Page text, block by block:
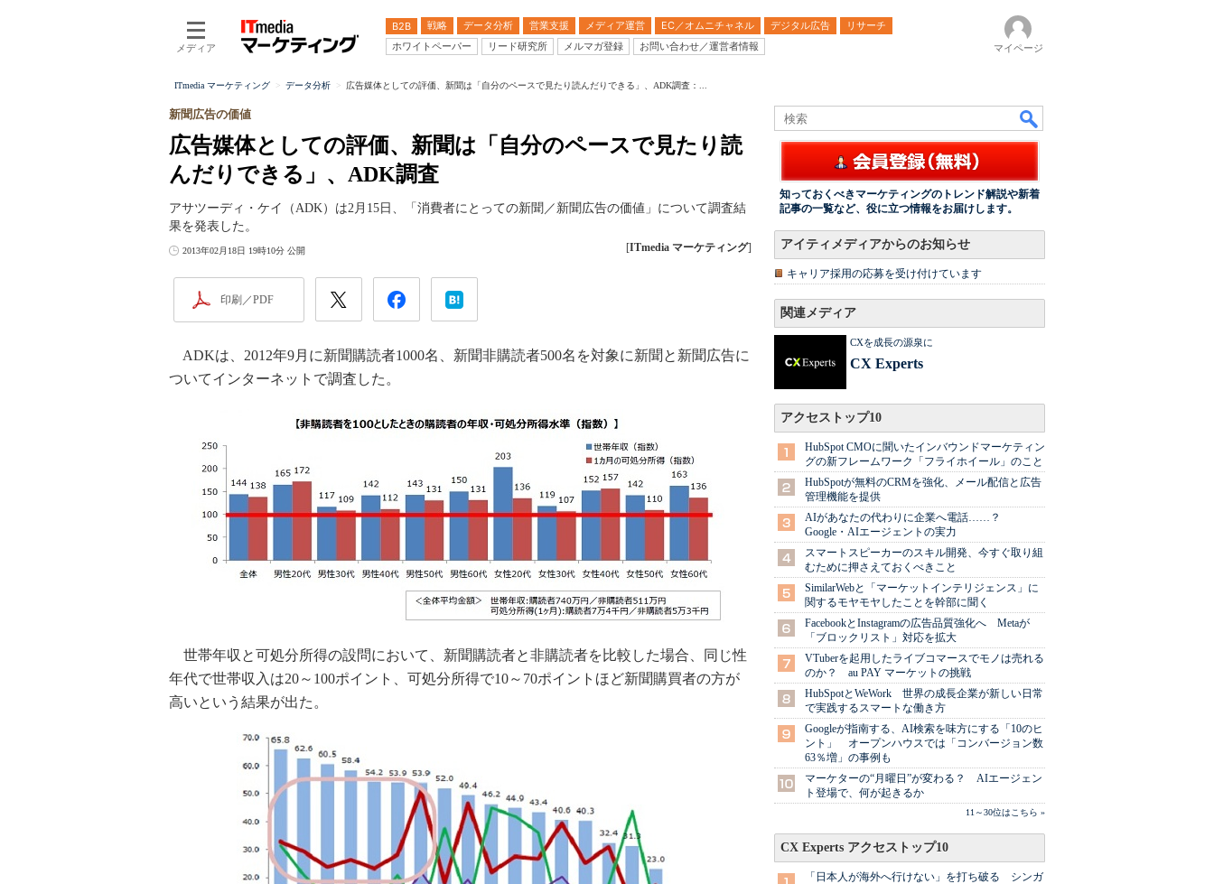
メディア
B2B 戦略 データ分析 営業支援 メディア運営 EC／オムニチャネル デジタル広告
リサーチ
ホワイトペーパー
リード研究所 メルマガ登録 お問い合わせ／運営者情報 マイページ
ITmedia マーケティング データ分析 広告媒体としての評価、新聞は「自分のペースで見たり読んだりできる」、ADK調査：...
広告媒体としての評価、新聞は「自分のペースで見たり読
んだりできる」、ADK調査
新聞広告の価値
アサツーディ・ケイ（ADK）は2月15日、「消費者にとっての新聞／新聞広告の価値」について調査結
果を発表した。
2013年02月18日 19時10分 公開 [ITmedia マーケティング]
印刷／PDF
ADKは、2012年9月に新聞購読者1000名、新聞非購読者500名を対象に新聞と新聞広告に
ついてインターネットで調査した。
世帯年収と可処分所得の設問において、新聞購読者と非購読者を比較した場合、同じ性
年代で世帯収入は20～100ポイント、可処分所得で10～70ポイントほど新聞購買者の方が
高いという結果が出た。
知っておくべきマーケティングのトレンド解説や新着
記事の一覧など、役に立つ情報をお届けします。
アイティメディアからのお知らせ
キャリア採用の応募を受け付けています
関連メディア
CXを成長の源泉に
CX Experts
アクセストップ10
HubSpot CMOに聞いたインバウンドマーケティン
グの新フレームワーク「フライホイール」のこと
HubSpotが無料のCRMを強化、メール配信と広告
管理機能を提供
AIがあなたの代わりに企業へ電話……？
Google・AIエージェントの実力
スマートスピーカーのスキル開発、今すぐ取り組
むために押さえておくべきこと
SimilarWebと「マーケットインテリジェンス」に
関するモヤモヤしたことを幹部に聞く
FacebookとInstagramの広告品質強化へ Metaが
「ブロックリスト」対応を拡大
VTuberを起用したライブコマースでモノは売れる
のか？ au PAY マーケットの挑戦
HubSpotとWeWork 世界の成長企業が新しい日常
で実践するスマートな働き方
Googleが指南する、AI検索を味方にする「10のヒ
ント」 オープンハウスでは「コンバージョン数
63％増」の事例も
マーケターの“月曜日”が変わる？ AIエージェン
ト登場で、何が起きるか
11～30位はこちら »
CX Experts アクセストップ10
「日本人が海外へ行けない」を打ち破る シンガ